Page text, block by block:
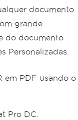
documento
grande
do documento
Personalizadas.
em PDF usando o
Pro DC.